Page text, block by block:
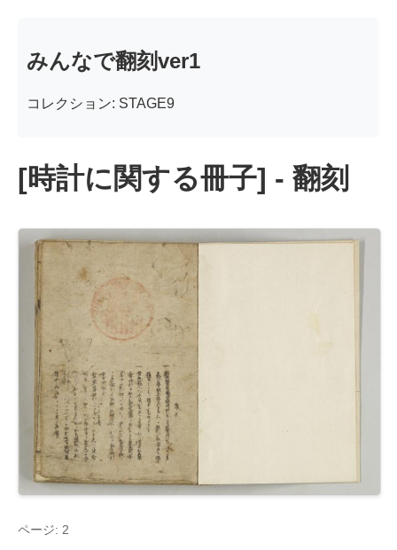
みんなで翻刻ver1
コレクション: STAGE9
[時計に関する冊子] - 翻刻
ページ: 2